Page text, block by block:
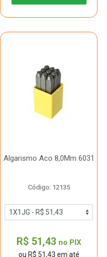
Algarismo Aco 8,0Mm 6031
Código: 12135
R$ 51,43 no PIX
ou R$ 51,43 em até